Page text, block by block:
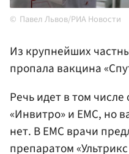
Павел Львов/РИА Новости
Из крупнейших
пропала вакцина
Речь идет в том
«Инвитро» и EMC, но
нет. В ЕМС врачи
препаратом